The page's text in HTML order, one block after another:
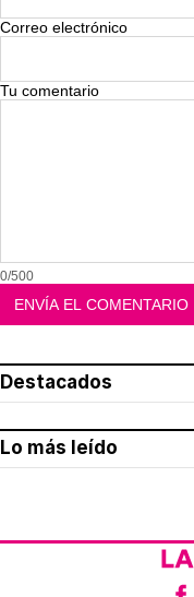
Correo electrónico
Tu comentario
0/500
Destacados
Lo más leído